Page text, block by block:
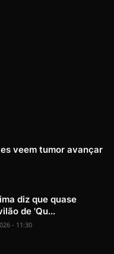
veem tumor avançar
diz que quase
de 'Qu...
- 11:30